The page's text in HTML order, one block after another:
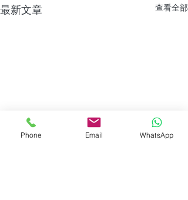
最新文章 查看全部
Phone Email WhatsApp